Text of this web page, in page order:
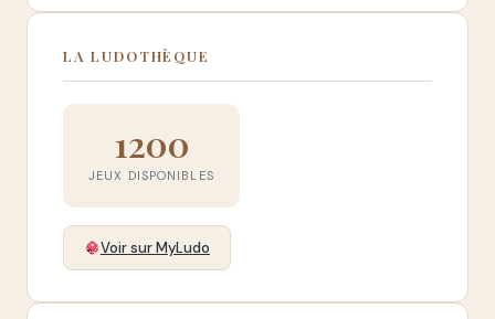
LA LUDOTHÈQUE
1200
JEUX DISPONIBLES
Voir sur MyLudo